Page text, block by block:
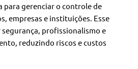
para gerenciar o controle de
empresas e instituições. Esse
profissionalismo e
reduzindo riscos e custos